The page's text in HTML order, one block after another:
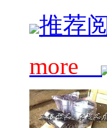
推荐
more